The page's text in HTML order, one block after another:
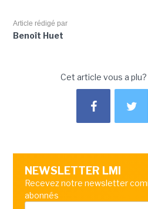
Article rédigé par
Benoît Huet
Cet article vous a plu?
NEWSLETTER LMI
Recevez notre newsletter
abonnés